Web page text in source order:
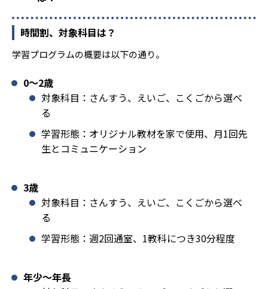
時間割、対象科目は？
学習プログラムの概要は以下の通り。
0〜2歳
対象科目：さんすう、えいご、こくごから選べ
る
学習形態：オリジナル教材を家で使用、月1回先
生とコミュニケーション
3歳
対象科目：さんすう、えいご、こくごから選べ
る
学習形態：週2回通室、1教科につき30分程度
年少〜年長